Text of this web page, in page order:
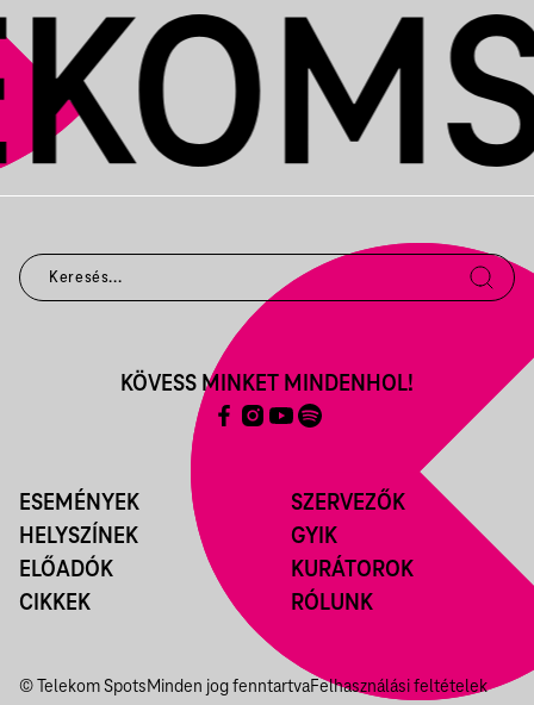
ESEMÉNYEK
HELYSZÍNEK
ELŐADÓK
CIKKEK
SZERVEZŐK
GYIK
KURÁTOROK
RÓLUNK
KÖVESS MINKET MINDENHOL!
© Telekom SpotsMinden jog fenntartvaFelhasználási feltételek